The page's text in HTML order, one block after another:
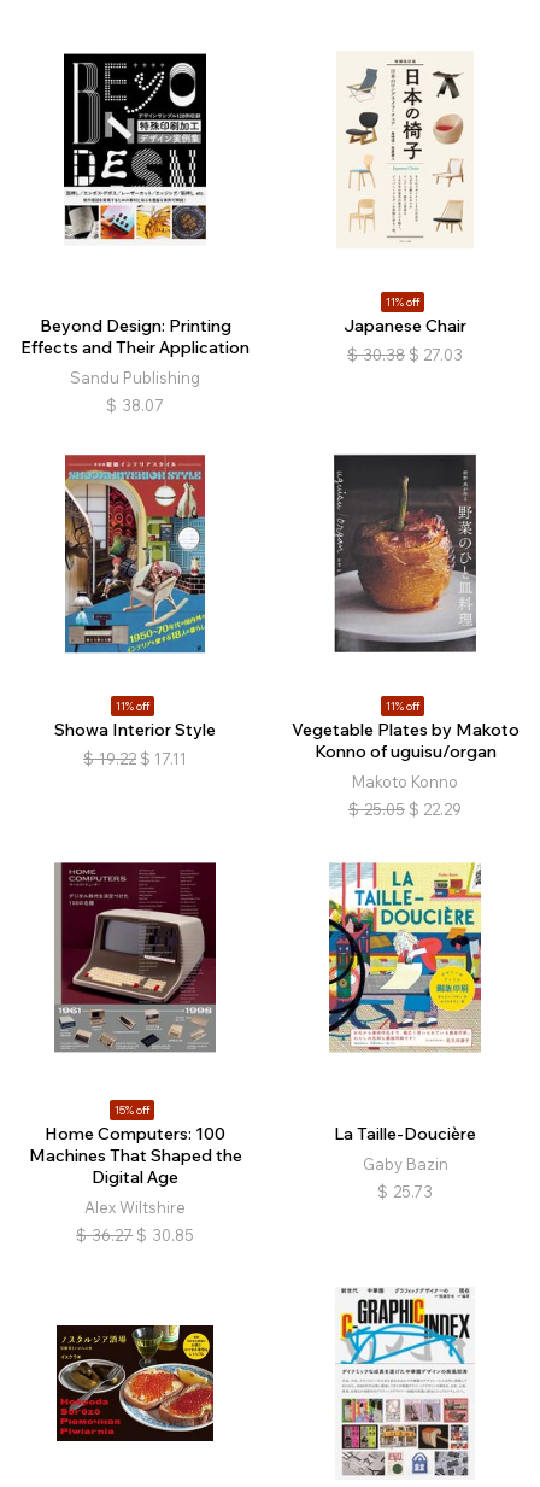
Beyond Design: Printing
Effects and Their Application
Sandu Publishing
$ 38.07
11% off
Japanese Chair
$ 30.38 $ 27.03
11% off
Showa Interior Style
$ 19.22 $ 17.11
11% off
Vegetable Plates by Makoto
Konno of uguisu/organ
Makoto Konno
$ 25.05 $ 22.29
15% off
Home Computers: 100
Machines That Shaped the
Digital Age
Alex Wiltshire
$ 36.27 $ 30.85
La Taille-Doucière
Gaby Bazin
$ 25.73